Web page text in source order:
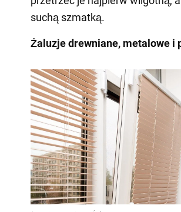
suchą szmatką.
Żaluzje drewniane, metalowe i